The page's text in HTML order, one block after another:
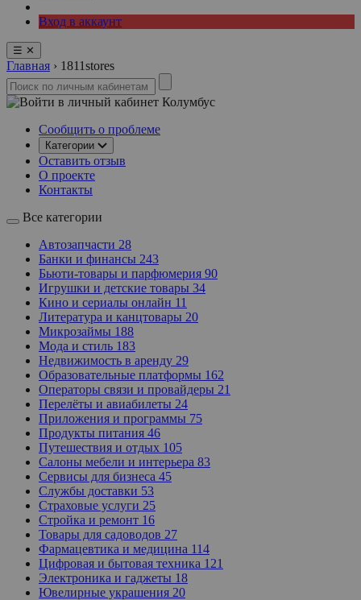
Вход в аккаунт
☰ ✕
Главная › 1811stores
Колумбус
Сообщить о проблеме
Категории
Оставить отзыв
О проекте
Контакты
Все категории
Автозапчасти 28
Банки и финансы 243
Бьюти-товары и парфюмерия 90
Игрушки и детские товары 34
Кино и сериалы онлайн 11
Литература и канцтовары 20
Микрозаймы 188
Мода и стиль 183
Недвижимость в аренду 29
Образовательные платформы 162
Операторы связи и провайдеры 21
Перелёты и авиабилеты 24
Приложения и программы 75
Продукты питания 46
Путешествия и отдых 105
Салоны мебели и интерьера 83
Сервисы для бизнеса 45
Службы доставки 53
Страховые услуги 25
Стройка и ремонт 16
Товары для садоводов 27
Фармацевтика и медицина 114
Цифровая и бытовая техника 121
Электроника и гаджеты 18
Ювелирные украшения 20